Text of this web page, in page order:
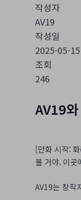
작성자
AV19
작성일
2025-05-
조회
246
AV19
[만화 시작:
볼 거야. 이곳
AV19는 창작